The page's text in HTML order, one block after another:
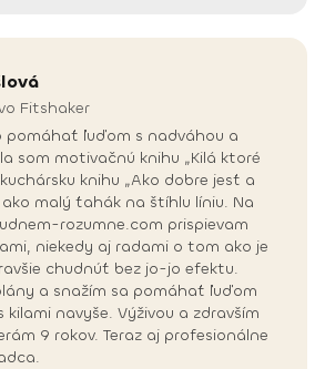
Fitshaker
pomáhať ľuďom s nadváhou a
som motivačnú knihu „Kilá ktoré
knihu „Ako dobre jesť a
malý ťahák na štíhlu líniu. Na
rozumne.com prispievam
niekedy aj radami o tom ako je
chudnúť bez jo-jo efektu.
a snažím sa pomáhať ľuďom
kilami navyše. Výživou a zdravším
9 rokov. Teraz aj profesionálne